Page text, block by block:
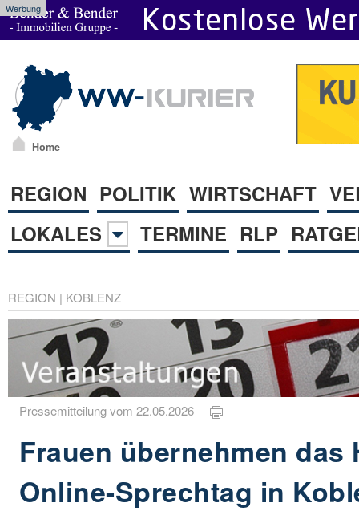
Werbung
Home
REGION POLITIK WIRTSCHAFT
LOKALES
TERMINE RLP
REGION | KOBLENZ
Pressemitteilung vom 22.05.2026
Frauen übernehmen das
Online-Sprechtag in